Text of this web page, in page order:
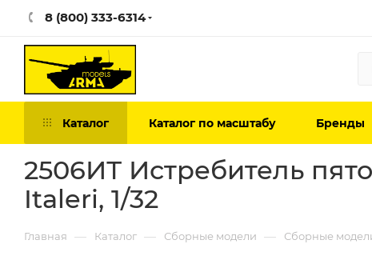
8 (800) 333-6314
Каталог Каталог по масштабу Бренды
2506ИТ Истребитель
Italeri, 1/32
Главная — Каталог — Сборные модели — Сборные